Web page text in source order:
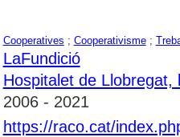
Cooperatives ; Cooperativisme;
LaFundició
Hospitalet de Llobregat,
2006 - 2021
https://raco.cat/